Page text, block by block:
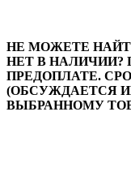
НЕ МОЖЕТЕ
НЕТ В НАЛИЧИИ?
ПРЕДОПЛАТЕ.
(ОБСУЖДАЕТСЯ
ВЫБРАННОМУ